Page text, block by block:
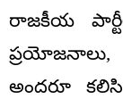
రాజకీయ
అందరూ